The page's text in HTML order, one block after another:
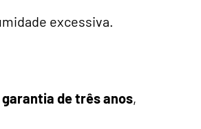
excessiva.
garantia de três anos,